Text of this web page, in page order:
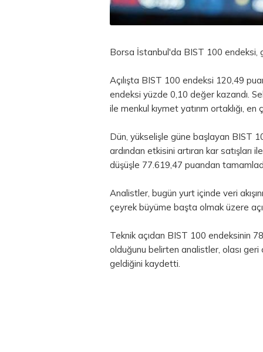
Borsa İstanbul'da BIST 100 endeksi,
Açılışta BIST 100 endeksi 120,49
endeksi yüzde 0,10 değer kazandı.
ile menkul kıymet yatırım ortaklığı,
Dün, yükselişle güne başlayan BIST
ardından etkisini artıran kar
düşüşle 77.619,47 puandan
Analistler, bugün yurt içinde veri
çeyrek büyüme başta olmak üzere
Teknik açıdan BIST 100 endeksinin
olduğunu belirten analistler, olası
geldiğini kaydetti.